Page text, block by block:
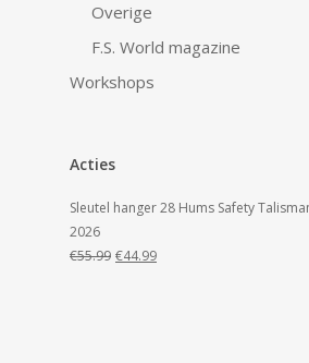
Overige
F.S. World magazine
Workshops
Acties
Sleutel hanger 28 Hums Safety
2026
€55.99 Oorspronkelijke
€44.99Huidige